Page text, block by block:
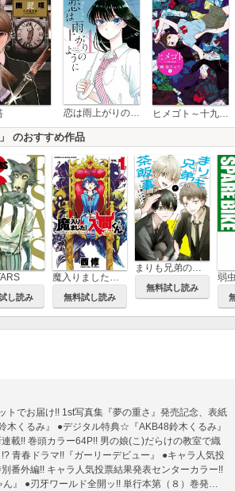
恋は雨上がりのように
」 のおすすめ作品
し読み
魔入りました！入間くん
無料試し読み
まりも兄弟の茶飯事
無料試し読み
トでお届け!! 1st写真集『夢の重さ』発売記念、表紙
木くるみ』 ●デジタル特典☆『AKB48鈴木くるみ』
載!! 巻頭カラー64P!! 男の娘(こ)だらけの教室で織
青春ドラマ!!『ガーリーデビュー』 ●キャラ人気投
番外編!! キャラ人気投票結果発表センターカラー!!
ん』 ●刃牙ワールド全開ッ!! 単行本第（８）巻発売